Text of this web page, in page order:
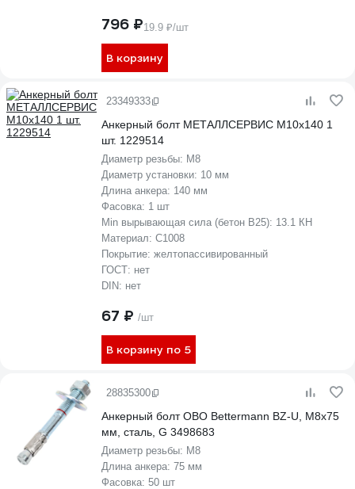
796 ₽19.9 ₽/шт
В корзину
23349333
Анкерный болт МЕТАЛЛСЕРВИС М10x140 1
шт. 1229514
Диаметр резьбы: М8
Диаметр установки: 10 мм
Длина анкера: 140 мм
Фасовка: 1 шт
Min вырывающая сила (бетон B25): 13.1 КН
Материал: С1008
Покрытие: желтопассивированный
ГОСТ: нет
DIN: нет
67 ₽ /шт
В корзину по 5
28835300
Анкерный болт OBO Bettermann BZ-U, M8x75
мм, сталь, G 3498683
Диаметр резьбы: М8
Длина анкера: 75 мм
Фасовка: 50 шт